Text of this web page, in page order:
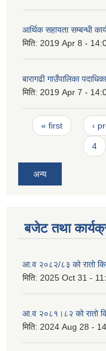
आर्थिक सहायता सम्बन्धी
मिति: 2019 Apr 8 -
बारागढी गाउँपालिका
मिति: 2019 Apr 7 -
Pages
« first ‹
4
अन्य
बजेट तथा
आ.व २०८२/८३ को रातो
मिति: 2025 Oct 31 -
आ.व २०८१।८२ को रातो
मिति: 2024 Aug 28 -